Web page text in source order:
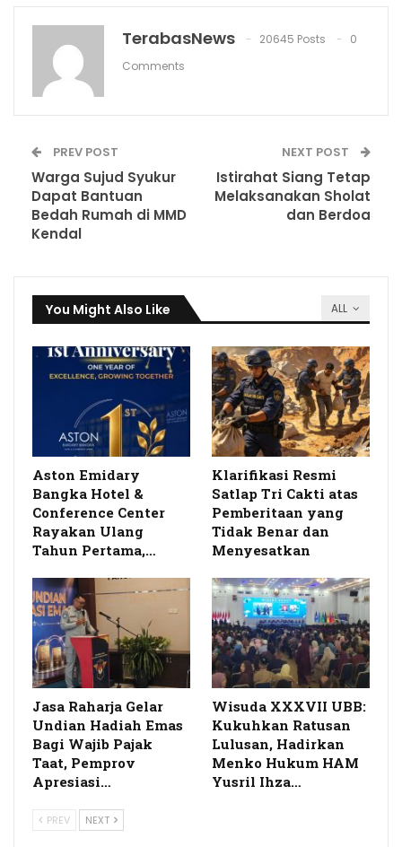
TerabasNews 20645 Posts
0
Comments
PREV POST
Warga Sujud Syukur
Dapat Bantuan
Bedah Rumah di MMD
Kendal
NEXT POST
Istirahat Siang Tetap
Melaksanakan Sholat
dan Berdoa
ALL
You Might Also Like
Aston Emidary
Bangka Hotel &
Conference Center
Rayakan Ulang
Tahun Pertama,…
Klarifikasi Resmi
Satlap Tri Cakti atas
Pemberitaan yang
Tidak Benar dan
Menyesatkan
Jasa Raharja Gelar
Undian Hadiah Emas
Bagi Wajib Pajak
Taat, Pemprov
Apresiasi…
Wisuda XXXVII UBB:
Kukuhkan Ratusan
Lulusan, Hadirkan
Menko Hukum HAM
Yusril Ihza…
PREV NEXT